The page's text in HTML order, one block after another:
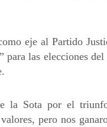
eje al Partido
las elecciones
la Sota por el
pero nos